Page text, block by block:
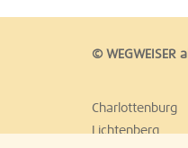
© WEGWEISER
Charlottenburg
Lichtenberg